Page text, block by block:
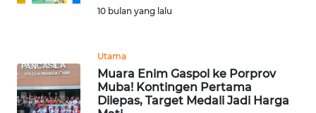
10 bulan yang lalu
Utama
Muara Enim Gaspol ke Porprov
Muba! Kontingen Pertama
Dilepas, Target Medali Jadi Harga
WN
SIMALUNGUN